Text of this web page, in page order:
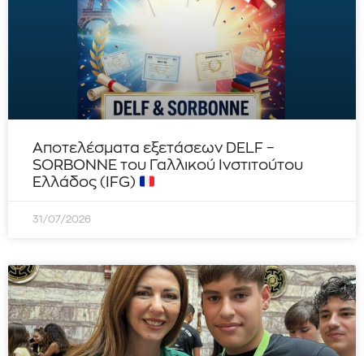
Αποτελέσματα εξετάσεων DELF –
SORBONNE του Γαλλικού Ινστιτούτου
Ελλάδος (IFG)
31/07/2026